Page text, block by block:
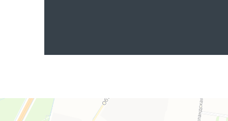
Яндекс.Карты
Яндекс.Карты — поиск мест и адресов, городской транспорт